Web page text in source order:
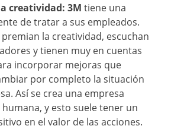
creatividad: 3M tiene una
de tratar a sus empleados.
la creatividad, escuchan
y tienen muy en cuentas
incorporar mejoras que
por completo la situación
Así se crea una empresa
y esto suele tener un
en el valor de las acciones.